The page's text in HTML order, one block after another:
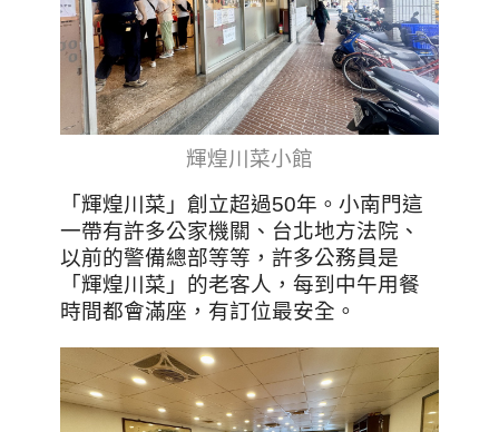
輝煌川菜小館
「輝煌川菜」創立超過50年。小南門這
一帶有許多公家機關、台北地方法院、
以前的警備總部等等，許多公務員是
「輝煌川菜」的老客人，每到中午用餐
時間都會滿座，有訂位最安全。